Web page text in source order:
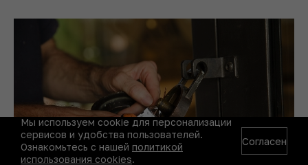
Мы используем cookie для персонализации
сервисов и удобства пользователей.
Ознакомьтесь с нашей политикой
использования cookies.
Согласен